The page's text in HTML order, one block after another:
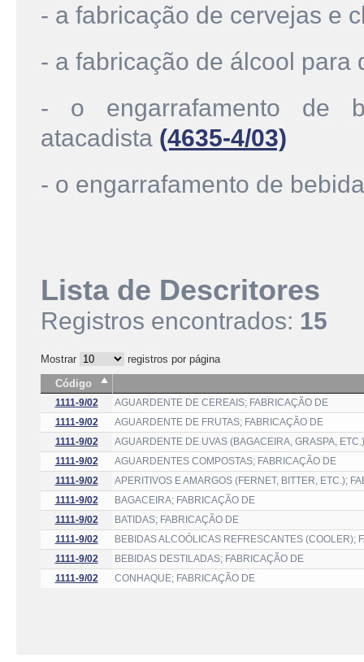
- a fabricação de cervejas e
- a fabricação de álcool
- o engarrafamento de
atacadista (4635-4/03)
- o engarrafamento de
Lista de Descritores
Registros encontrados: 15
Mostrar
registros por página
Código
1111-9/02
AGUARDENTE DE CEREAIS; FABRICAÇÃO DE
1111-9/02
AGUARDENTE DE FRUTAS; FABRICAÇÃO DE
1111-9/02
AGUARDENTE DE UVAS (BAGACEIRA, GRASPA,
1111-9/02
AGUARDENTES COMPOSTAS; FABRICAÇÃO DE
1111-9/02
APERITIVOS E AMARGOS (FERNET, BITTER, ETC.);
1111-9/02
BAGACEIRA; FABRICAÇÃO DE
1111-9/02
BATIDAS; FABRICAÇÃO DE
1111-9/02
BEBIDAS ALCOÓLICAS REFRESCANTES (COOLER);
1111-9/02
BEBIDAS DESTILADAS; FABRICAÇÃO DE
1111-9/02
CONHAQUE; FABRICAÇÃO DE